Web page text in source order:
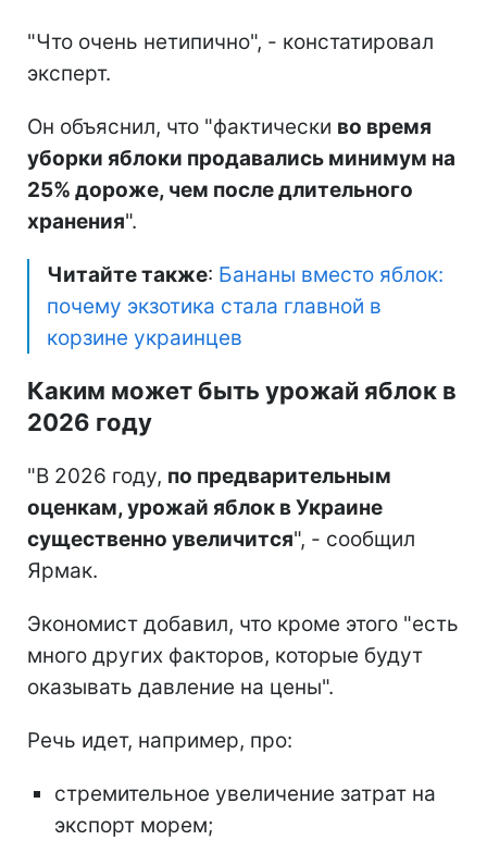
"Что очень нетипично", - констатировал
эксперт.
Он объяснил, что "фактически во время
уборки яблоки продавались минимум на
25% дороже, чем после длительного
хранения".
Читайте также: Бананы вместо яблок:
почему экзотика стала главной в
корзине украинцев
Каким может быть урожай яблок в
2026 году
"В 2026 году, по предварительным
оценкам, урожай яблок в Украине
существенно увеличится", - сообщил
Ярмак.
Экономист добавил, что кроме этого "есть
много других факторов, которые будут
оказывать давление на цены".
Речь идет, например, про:
стремительное увеличение затрат на
экспорт морем;